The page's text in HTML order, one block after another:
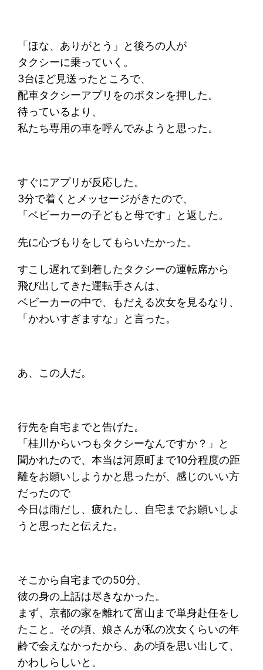
「ほな、ありがとう」と後ろの人が
タクシーに乗っていく。
3台ほど見送ったところで、
配車タクシーアプリをのボタンを押した。
待っているより、
私たち専用の車を呼んでみようと思った。
すぐにアプリが反応した。
3分で着くとメッセージがきたので、
「ベビーカーの子どもと母です」と返した。
先に心づもりをしてもらいたかった。
すこし遅れて到着したタクシーの運転席から
飛び出してきた運転手さんは、
ベビーカーの中で、もだえる次女を見るなり、
「かわいすぎますな」と言った。
あ、この人だ。
行先を自宅までと告げた。
「桂川からいつもタクシーなんですか？」と
聞かれたので、本当は河原町まで10分程度の距
離をお願いしようかと思ったが、感じのいい方
だったので
今日は雨だし、疲れたし、自宅までお願いしよ
うと思ったと伝えた。
そこから自宅までの50分、
彼の身の上話は尽きなかった。
まず、京都の家を離れて富山まで単身赴任をし
たこと。その頃、娘さんが私の次女くらいの年
齢で会えなかったから、あの頃を思い出して、
かわしらしいと。